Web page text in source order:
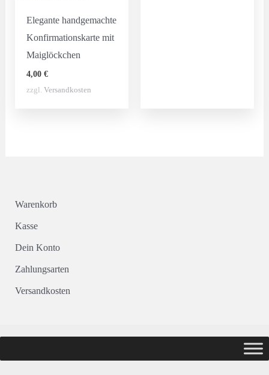
Elegante handgemachte
Konfirmationskarte mit
Maiglöckchen
4,00 €
zzgl. Versandkosten
Warenkorb
Kasse
Dein Konto
Zahlungsarten
Versandkosten